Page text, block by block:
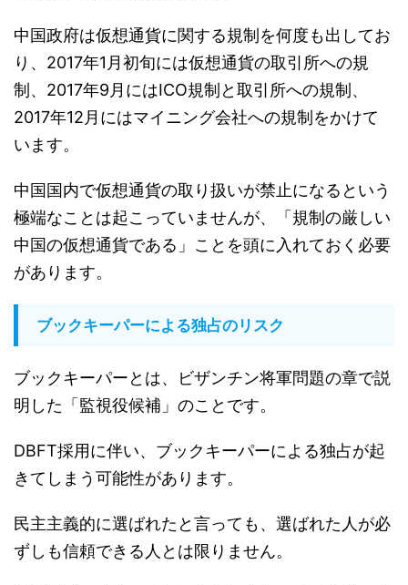
中国政府は仮想通貨に関する規制を何度も出してお
り、2017年1月初旬には仮想通貨の取引所への規
制、2017年9月にはICO規制と取引所への規制、
2017年12月にはマイニング会社への規制をかけて
います。
中国国内で仮想通貨の取り扱いが禁止になるという
極端なことは起こっていませんが、「規制の厳しい
中国の仮想通貨である」ことを頭に入れておく必要
があります。
ブックキーパーによる独占のリスク
ブックキーパーとは、ビザンチン将軍問題の章で説
明した「監視役候補」のことです。
DBFT採用に伴い、ブックキーパーによる独占が起
きてしまう可能性があります。
民主主義的に選ばれたと言っても、選ばれた人が必
ずしも信頼できる人とは限りません。